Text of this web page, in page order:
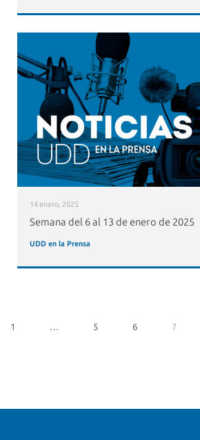
14 enero, 2025
Semana del 6 al 13 de enero de 2025
UDD en la Prensa
1 … 5 6 7